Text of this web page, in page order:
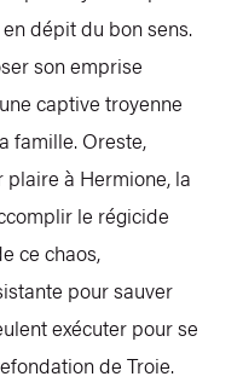
dépit du bon sens.
son emprise
captive troyenne
famille. Oreste,
à Hermione, la
le régicide
ce chaos,
pour sauver
exécuter pour se
de Troie.